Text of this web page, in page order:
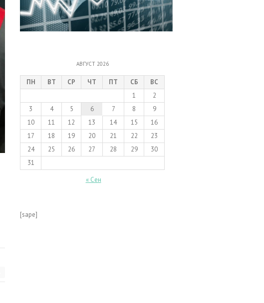
АВГУСТ 2026
ПН ВТ СР ЧТ ПТ СБ
ВС
1
2
3
4 5 6 7 8
9
10
11 12 13 14 15
16
17
18 19 20 21 22
23
24
25 26 27 28 29
30
31
« Сен
[sape]